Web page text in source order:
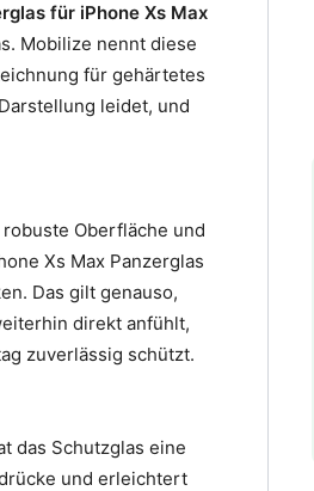
für iPhone Xs Max
Mobilize nennt diese
für gehärtetes
leidet, und
Oberfläche und
Xs Max Panzerglas
Das gilt genauso,
direkt anfühlt,
zuverlässig schützt.
das Schutzglas eine
und erleichtert